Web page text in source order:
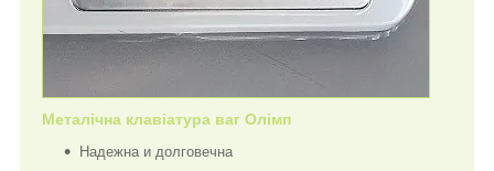
Металічна клавіатура ваг Олімп
Надежна и долговечна